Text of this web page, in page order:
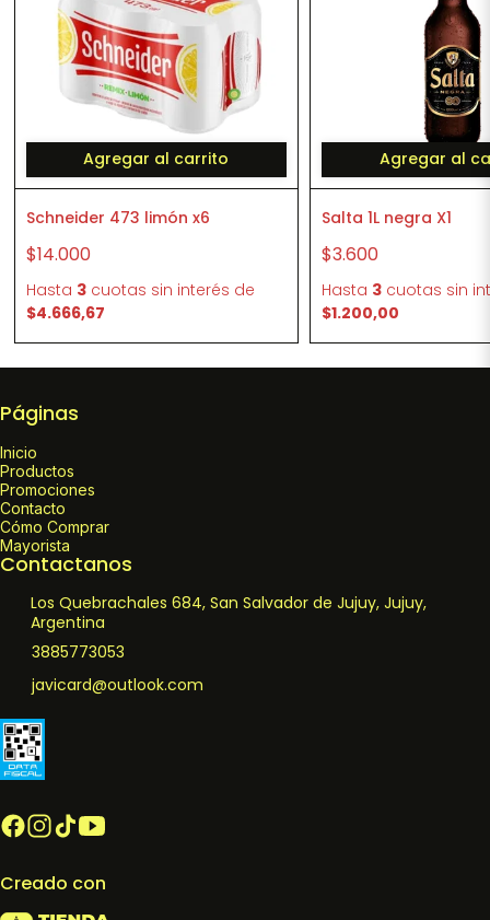
Agregar al carrito
Schneider 473 limón x6
$14.000
Hasta 3cuotas sin interés de
$4.666,67
Agregar al
Salta 1L negra X1
$3.600
Hasta 3 cuotas sin
$1.200,00
Páginas
Inicio
Productos
Promociones
Contacto
Cómo Comprar
Mayorista
Contactanos
Los Quebrachales 684, San Salvador de Jujuy, Jujuy,
Argentina
3885773053
javicard@outlook.com
Creado con